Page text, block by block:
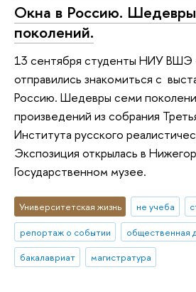
Окна в Россию.
поколений.
13 сентября студенты НИУ ВШЭ
отправились знакомиться с
Россию. Шедевры семи
произведений из собрания
Института русского
Экспозиция открылась в
Государственном музее.
Университетская жизнь не учеба
репортаж о событии
общественная
бакалавриат
магистратура